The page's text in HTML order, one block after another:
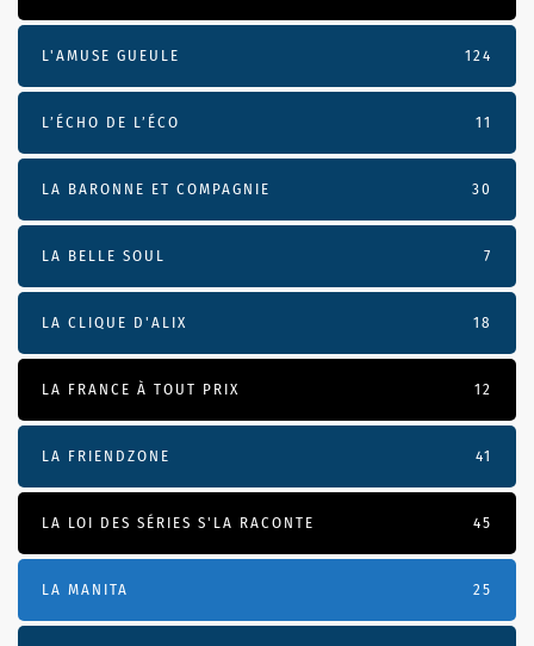
L'AMUSE GUEULE 124
L’ÉCHO DE L’ÉCO 11
LA BARONNE ET COMPAGNIE 30
LA BELLE SOUL 7
LA CLIQUE D'ALIX 18
LA FRANCE À TOUT PRIX 12
LA FRIENDZONE 41
LA LOI DES SÉRIES S'LA RACONTE 45
LA MANITA 25